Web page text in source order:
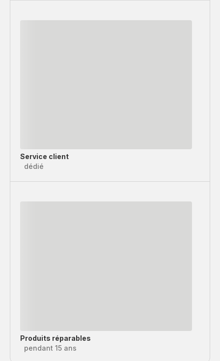
Service client
dédié
Produits réparables
pendant 15 ans